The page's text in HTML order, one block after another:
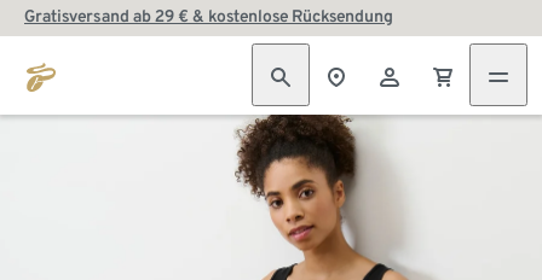
Gratisversand ab 29 € & kostenlose Rücksendung